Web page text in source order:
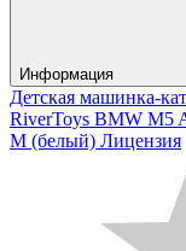
Информация
Детская машинка-
RiverToys BMW M5
M (белый) Лицензия